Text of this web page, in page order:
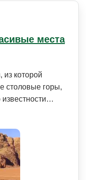
места
которой
столовые горы,